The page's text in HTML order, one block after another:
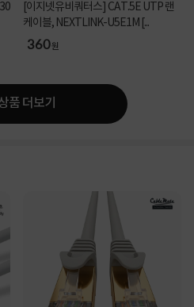
[이지넷유비쿼터스] CAT.5E UTP 랜
케이블, NEXTLINK-U5E1M [...
360원
품 더보기